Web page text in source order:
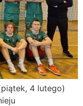
4 lutego)